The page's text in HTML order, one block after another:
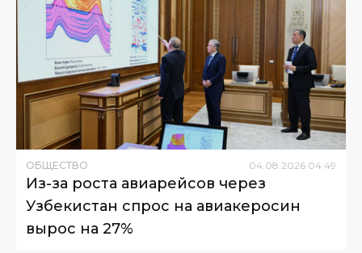
ОБЩЕСТВО 04.08.2026 04:49
Из-за роста авиарейсов через
Узбекистан спрос на авиакеросин
вырос на 27%